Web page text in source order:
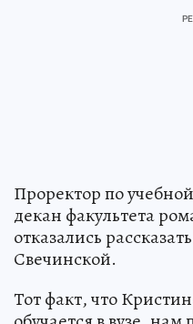
Проректор по
декан факультета
отказались
Свечинской.
Тот факт, что